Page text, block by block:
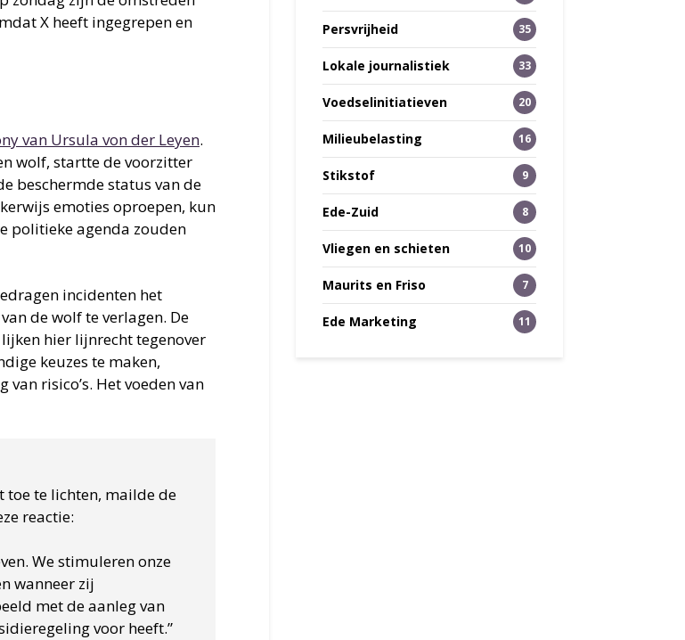
X heeft ingegrepen en
van Ursula von der Leyen.
wolf, startte de voorzitter
beschermde status van de
emoties oproepen, kun
politieke agenda zouden
incidenten het
de wolf te verlagen. De
hier lijnrecht tegenover
keuzes te maken,
risico’s. Het voeden van
toe te lichten, mailde de
reactie:
We stimuleren onze
wanneer zij
met de aanleg van
voor heeft.”
Persvrijheid 35
Lokale journalistiek 33
Voedselinitiatieven 20
Milieubelasting 16
Stikstof 9
Ede-Zuid 8
Vliegen en schieten 10
Maurits en Friso 7
Ede Marketing 11